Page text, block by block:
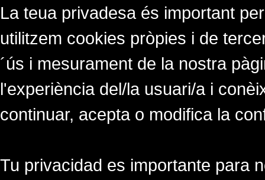
La teua privadesa és important
utilitzem cookies pròpies i de
´ús i mesurament de la nostra
l'experiència del/la usuari/a i
continuar, acepta o modifica la
Tu privacidad es importante para